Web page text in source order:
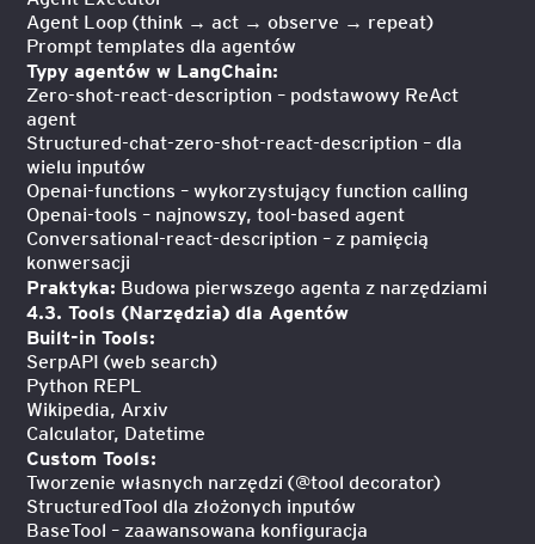
Agent Loop (think → act → observe → repeat)
Prompt templates dla agentów
Typy agentów w LangChain:
Zero-shot-react-description – podstawowy ReAct
agent
Structured-chat-zero-shot-react-description – dla
wielu inputów
Openai-functions – wykorzystujący function calling
Openai-tools – najnowszy, tool-based agent
Conversational-react-description – z pamięcią
konwersacji
Praktyka: Budowa pierwszego agenta z narzędziami
4.3. Tools (Narzędzia) dla Agentów
Built-in Tools:
SerpAPI (web search)
Python REPL
Wikipedia, Arxiv
Calculator, Datetime
Custom Tools:
Tworzenie własnych narzędzi (@tool decorator)
StructuredTool dla złożonych inputów
BaseTool – zaawansowana konfiguracja